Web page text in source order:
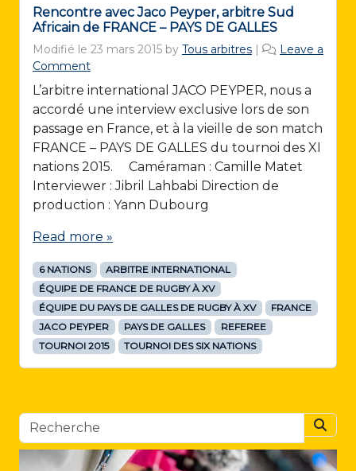
Rencontre avec Jaco Peyper, arbitre Sud
Africain de FRANCE – PAYS DE GALLES
Modifié le 23 mars 2015 by Tous arbitres |
Leave a
Comment
L’arbitre international JACO PEYPER, nous a
accordé une interview exclusive lors de son
passage en France, et à la vieille de son match
FRANCE – PAYS DE GALLES du tournoi des XI
nations 2015. Caméraman : Camille Matet
Interviewer : Jibril Lahbabi Direction de
production : Yann Dubourg
Read more »
6 NATIONS
ARBITRE INTERNATIONAL
ÉQUIPE DE FRANCE DE RUGBY À XV
ÉQUIPE DU PAYS DE GALLES DE RUGBY À XV
FRANCE
JACO PEYPER
PAYS DE GALLES
REFEREE
TOURNOI 2015
TOURNOI DES SIX NATIONS